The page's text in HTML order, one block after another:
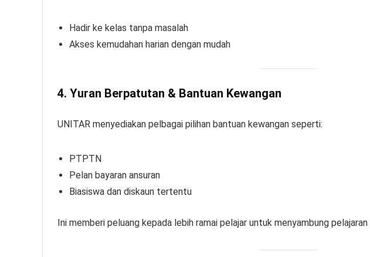
Hadir ke kelas tanpa masalah
Akses kemudahan harian dengan mudah
4. Yuran Berpatutan & Bantuan Kewangan
UNITAR menyediakan pelbagai pilihan bantuan kewangan seperti:
PTPTN
Pelan bayaran ansuran
Biasiswa dan diskaun tertentu
Ini memberi peluang kepada lebih ramai pelajar untuk menyambung